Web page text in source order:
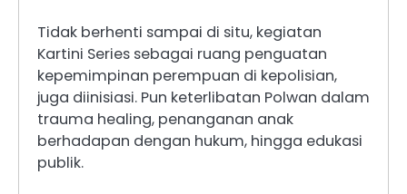
Tidak berhenti sampai di situ, kegiatan
Kartini Series sebagai ruang penguatan
kepemimpinan perempuan di kepolisian,
juga diinisiasi. Pun keterlibatan Polwan dalam
trauma healing, penanganan anak
berhadapan dengan hukum, hingga edukasi
publik.